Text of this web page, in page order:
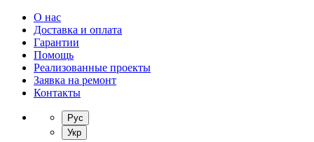
О нас
Доставка и оплата
Гарантии
Помощь
Реализованные проекты
Заявка на ремонт
Контакты
Рус
Укр